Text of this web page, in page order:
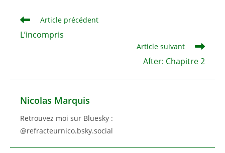
Read
articles
Article précédent
L’incompris
Article suivant
After: Chapitre 2
Nicolas Marquis
Retrouvez moi sur Bluesky :
@refracteurnico.bsky.social